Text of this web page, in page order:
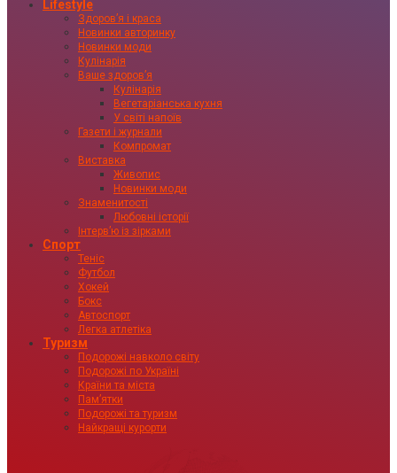
Lifestyle
Здоровʼя і краса
Новинки авторинку
Новинки моди
Кулінарія
Ваше здоровʼя
Кулінарія
Вегетаріанська кухня
У світі напоїв
Газети і журнали
Компромат
Виставка
Живопис
Новинки моди
Знаменитості
Любовні історії
Інтервʼю із зірками
Спорт
Теніс
Футбол
Хокей
Бокс
Автоспорт
Легка атлетіка
Туризм
Подорожі навколо світу
Подорожі по Україні
Країни та міста
Пам’ятки
Подорожі та туризм
Найкращі курорти